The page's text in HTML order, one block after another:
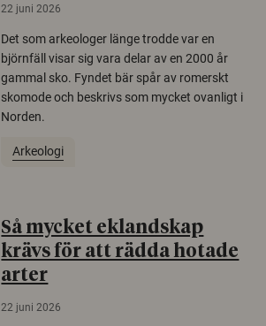
22 juni 2026
Det som arkeologer länge trodde var en
björnfäll visar sig vara delar av en 2000 år
gammal sko. Fyndet bär spår av romerskt
skomode och beskrivs som mycket ovanligt i
Norden.
Arkeologi
Så mycket eklandskap
krävs för att rädda hotade
arter
22 juni 2026